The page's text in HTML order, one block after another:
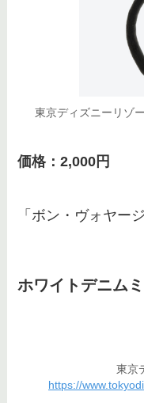
東京ディズニーリゾ
価格：2,000円
「ボン・ヴォヤー
ホワイトデニム
東京
https://